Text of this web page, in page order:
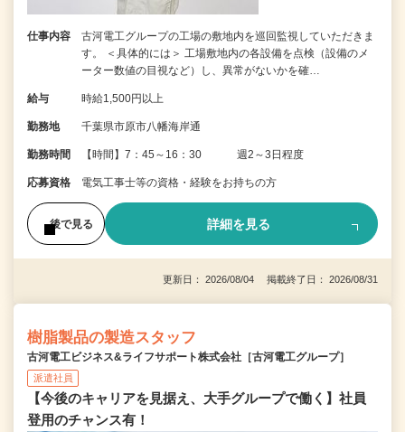
仕事内容
古河電工グループの工場の敷地内を巡回監視していただきま
す。 ＜具体的には＞ 工場敷地内の各設備を点検（設備のメ
ーター数値の目視など）し、異常がないかを確…
給与 時給1,500円以上
勤務地 千葉県市原市八幡海岸通
勤務時間 【時間】7：45～16：30 週2～3日程度
応募資格 電気工事士等の資格・経験をお持ちの方
後で見る 詳細を見る
更新日： 2026/08/04 掲載終了日： 2026/08/31
樹脂製品の製造スタッフ
古河電工ビジネス&ライフサポート株式会社［古河電工グループ］
派遣社員
【今後のキャリアを見据え、大手グループで働く】社員
登用のチャンス有！